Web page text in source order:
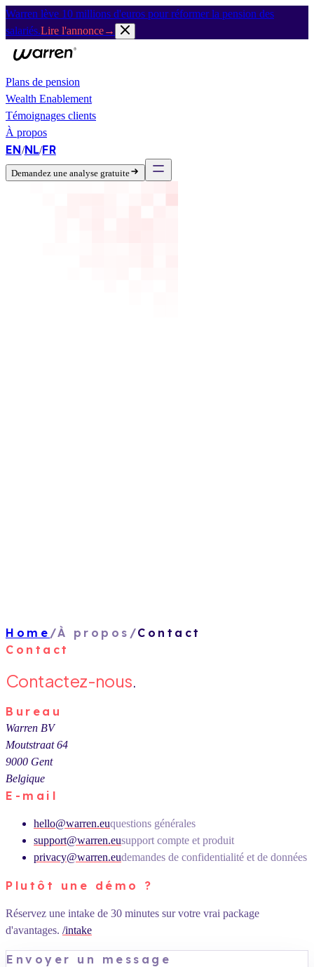
Warren lève 10 millions d'euros pour réformer la pension des
salariés.Lire l'annonce→
Plans de pension
Wealth Enablement
Témoignages clients
À propos
EN/NL/FR
Demandez une analyse gratuite
Home /À propos /Contact
Contact
Contactez-nous.
Bureau
Warren BV
Moutstraat 64
9000 Gent
Belgique
E-mail
hello@warren.euquestions générales
support@warren.eusupport compte et produit
privacy@warren.eudemandes de confidentialité et de données
Plutôt une démo ?
Réservez une intake de 30 minutes sur votre vrai package
d'avantages. /intake
Envoyer un message